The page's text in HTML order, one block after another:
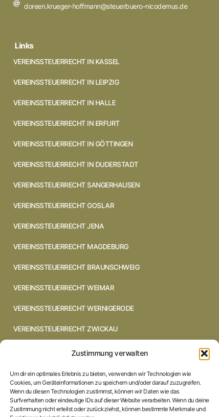
Zustimmung verwalten
Um dir ein optimales Erlebnis zu bieten, verwenden wir Technologien wie
Cookies, um Geräteinformationen zu speichern und/oder darauf zuzugreifen.
Wenn du diesen Technologien zustimmst, können wir Daten wie das
Surfverhalten oder eindeutige IDs auf dieser Website verarbeiten. Wenn du deine
Zustimmung nicht erteilst oder zurückziehst, können bestimmte Merkmale und
doreen.krueger-hoffmann@steuerbuero-nicodemus.de
Links
VEREINSSTEUERRECHT IN KASSEL
VEREINSSTEUERRECHT IN LEIPZIG
VEREINSSTEUERRECHT IN HALLE
VEREINSSTEUERRECHT IN ERFURT
VEREINSSTEUERRECHT IN GÖTTINGEN
VEREINSSTEUERRECHT IN DUDERSTADT
VEREINSSTEUERRECHT SANGERHAUSEN
VEREINSSTEUERRECHT GOSLAR
VEREINSSTEUERRECHT JENA
VEREINSSTEUERRECHT MAGDEBURG
VEREINSSTEUERRECHT BRAUNSCHWEIG
VEREINSSTEUERRECHT WEIMAR
VEREINSSTEUERRECHT WERNIGERODE
VEREINSSTEUERRECHT ZWICKAU
VEREINSSTEUERRECHT CHEMNITZ
VEREINSSTEUERRECHT DRESDEN
VEREINSSTEUERRECHT COTTBUS
VEREINSSTEUERRECHT IN BRAUNSCHWEIG